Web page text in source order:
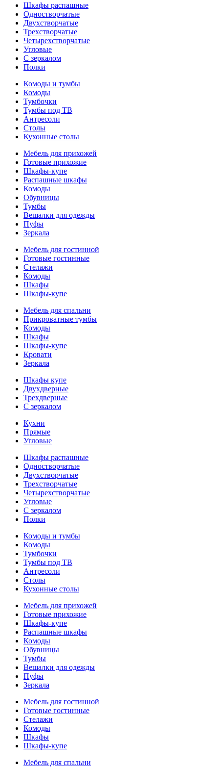
Шкафы распашные
Одностворчатые
Двухстворчатые
Трехстворчатые
Четырехстворчатые
Угловые
С зеркалом
Полки
Комоды и тумбы
Комоды
Тумбочки
Тумбы под ТВ
Антресоли
Столы
Кухонные столы
Мебель для прихожей
Готовые прихожие
Шкафы-купе
Распашные шкафы
Комоды
Обувницы
Тумбы
Вешалки для одежды
Пуфы
Зеркала
Мебель для гостинной
Готовые гостинные
Стелажи
Комоды
Шкафы
Шкафы-купе
Мебель для спальни
Прикроватные тумбы
Комоды
Шкафы
Шкафы-купе
Кровати
Зеркала
Шкафы купе
Двухдверные
Трехдверные
С зеркалом
Кухни
Прямые
Угловые
Шкафы распашные
Одностворчатые
Двухстворчатые
Трехстворчатые
Четырехстворчатые
Угловые
С зеркалом
Полки
Комоды и тумбы
Комоды
Тумбочки
Тумбы под ТВ
Антресоли
Столы
Кухонные столы
Мебель для прихожей
Готовые прихожие
Шкафы-купе
Распашные шкафы
Комоды
Обувницы
Тумбы
Вешалки для одежды
Пуфы
Зеркала
Мебель для гостинной
Готовые гостинные
Стелажи
Комоды
Шкафы
Шкафы-купе
Мебель для спальни